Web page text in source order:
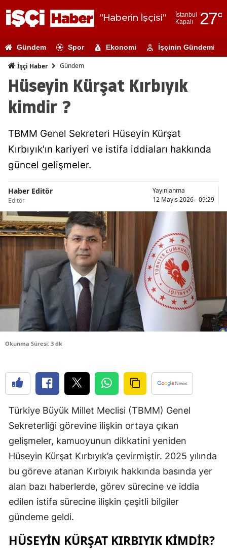
"Haberin İşçisi"
İstanbul
Kapalı
27°
Adıyaman
Ağrı
Antalya
Aydın
Balıkesir
Bilecik
Bingöl
Bitlis
Bolu
Burdur
Çankırı
Diyarbakır
Edirne
Elazığ
Gündem Spor Ekonomi İşçinin Gündemi
İşçi Haber Gündem
Hüseyin Kürşat Kırbıyık
kimdir ?
TBMM Genel Sekreteri Hüseyin Kürşat
Kırbıyık'ın kariyeri ve istifa iddiaları hakkında
güncel gelişmeler.
Haber Editör
Editör
Yayınlanma
12 Mayıs 2026 - 09:29
Okunma Süresi: 3 dk
Türkiye Büyük Millet Meclisi (TBMM) Genel
Sekreterliği görevine ilişkin ortaya çıkan
gelişmeler, kamuoyunun dikkatini yeniden
Hüseyin Kürşat Kırbıyık’a çevirmiştir. 2025 yılında
bu göreve atanan Kırbıyık hakkında basında yer
alan bazı haberlerde, görev sürecine ve iddia
edilen istifa sürecine ilişkin çeşitli bilgiler
gündeme geldi.
HÜSEYIN KÜRŞAT KIRBIYIK KIMDIR?